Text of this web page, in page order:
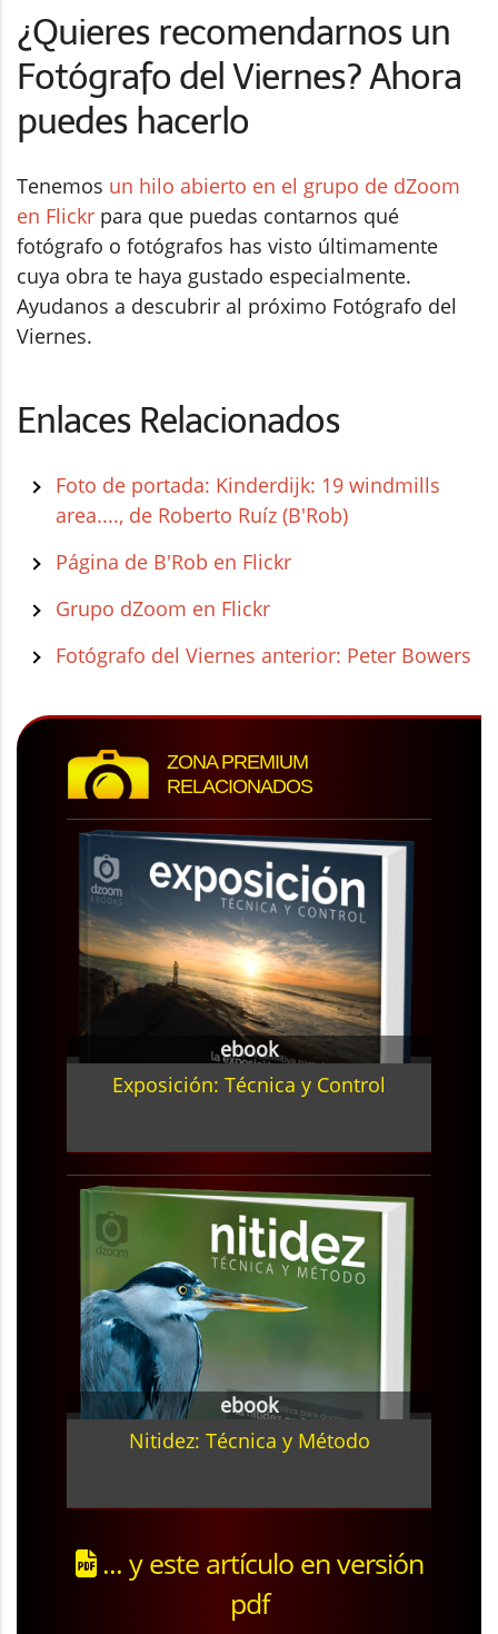
¿Quieres recomendarnos un
Fotógrafo del Viernes? Ahora
puedes hacerlo
Tenemos un hilo abierto en el grupo de dZoom
en Flickr para que puedas contarnos qué
fotógrafo o fotógrafos has visto últimamente
cuya obra te haya gustado especialmente.
Ayudanos a descubrir al próximo Fotógrafo del
Viernes.
Enlaces Relacionados
Foto de portada: Kinderdijk: 19 windmills
area...., de Roberto Ruíz (B'Rob)
Página de B'Rob en Flickr
Grupo dZoom en Flickr
Fotógrafo del Viernes anterior: Peter Bowers
ZONA PREMIUM
RELACIONADOS
ebook
Exposición: Técnica y Control
ebook
Nitidez: Técnica y Método
... y este artículo en versión
pdf